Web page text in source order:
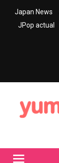
Japan News
JPop actual